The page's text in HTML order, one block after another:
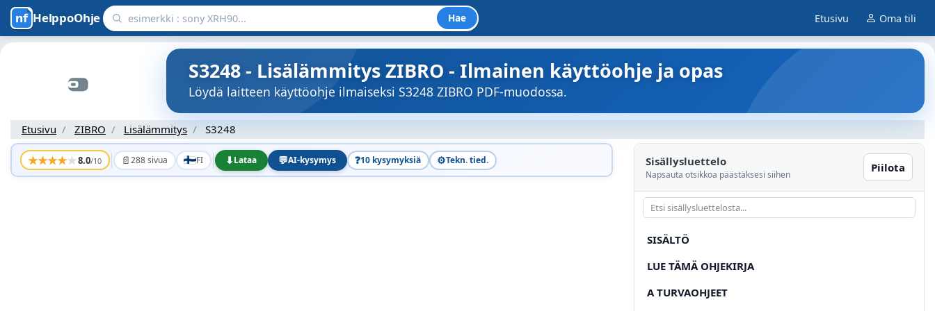
HelppoOhje Hae Etusivu Oma tili
S3248 - Lisälämmitys ZIBRO - Ilmainen käyttöohje ja opas
Löydä laitteen käyttöohje ilmaiseksi S3248 ZIBRO PDF-muodossa.
Etusivu ZIBRO Lisälämmitys S3248
★★★★★8.0/10 📄288 sivua FI ⬇Lataa 💬AI-kysymys ❓10 kysymyksiä ⚙️Tekn. tied. Sisällysluettelo
Napsauta otsikkoa päästäksesi siihen
Piilota
SISÄLTÖ
LUE TÄMÄ OHJEKIRJA
A TURVAOHJEET